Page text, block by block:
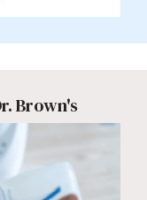
Brown's